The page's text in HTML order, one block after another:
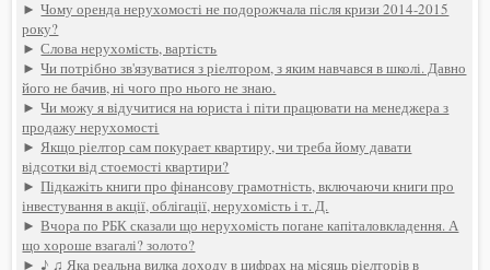
►Чому оренда нерухомості не подорожчала після кризи 2014-2015
року?
►Слова нерухомість, вартість
►Чи потрібно зв'язуватися з ріелтором, з яким навчався в школі. Давно
його не бачив, ні чого про нього не знаю.
►Чи можу я відучитися на юриста і піти працювати на менеджера з
продажу нерухомості
►Якщо ріелтор сам покурает квартиру, чи треба йому давати
відсотки від стоемості квартири?
►Підкажіть книги про фінансову грамотність, включаючи книги про
інвестування в акції, облігації, нерухомість і т. Д.
►Вчора по РБК сказали що нерухомість погане капіталовкладення. А
що хороше взагалі? золото?
► ♪ ♫ Яка реальна вилка доходу в цифрах на місяць ріелторів в